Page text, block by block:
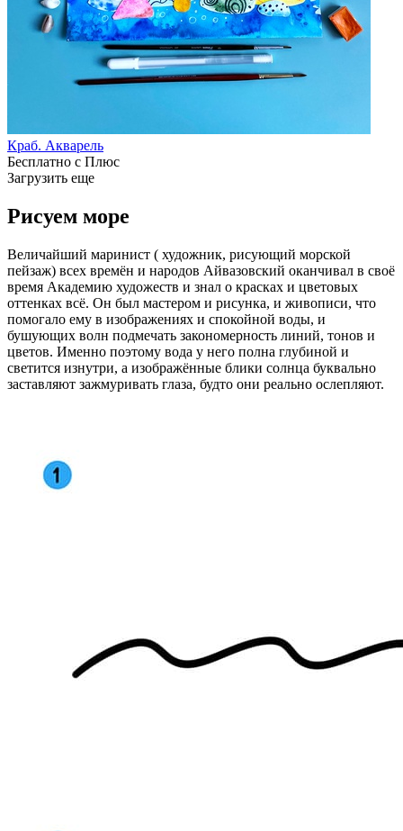
Краб. Акварель
Бесплатно с Плюс
Загрузить еще
Рисуем море
Величайший маринист ( художник, рисующий морской
пейзаж) всех времён и народов Айвазовский оканчивал в своё
время Академию художеств и знал о красках и цветовых
оттенках всё. Он был мастером и рисунка, и живописи, что
помогало ему в изображениях и спокойной воды, и
бушующих волн подмечать закономерность линий, тонов и
цветов. Именно поэтому вода у него полна глубиной и
светится изнутри, а изображённые блики солнца буквально
заставляют зажмуривать глаза, будто они реально ослепляют.